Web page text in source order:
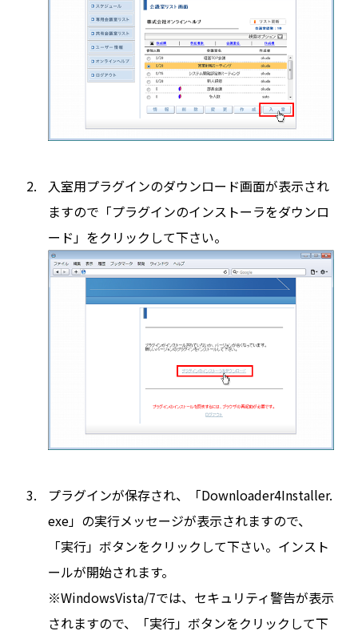
入室用プラグインのダウンロード画面が表示され
ますので「プラグインのインストーラをダウンロ
ード」をクリックして下さい。
プラグインが保存され、「Downloader4Installer.
exe」の実行メッセージが表示されますので、
「実行」ボタンをクリックして下さい。インスト
ールが開始されます。
※WindowsVista/7では、セキュリティ警告が表示
されますので、「実行」ボタンをクリックして下